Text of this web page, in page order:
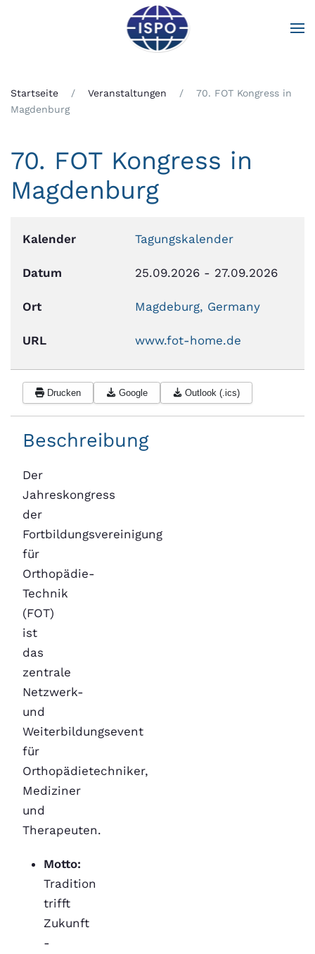
Zum Hauptinhalt springen
Startseite Veranstaltungen
70. FOT Kongress in
Magdenburg
70. FOT Kongress in
Magdenburg
Kalender Tagungskalender
Datum 25.09.2026 - 27.09.2026
Ort Magdeburg, Germany
URL www.fot-home.de
Drucken Google Outlook (.ics)
Beschreibung
Der
Jahreskongress
der
Fortbildungsvereinigung
für
Orthopädie-
Technik
(FOT)
ist
das
zentrale
Netzwerk-
und
Weiterbildungsevent
für
Orthopädietechniker,
Mediziner
und
Therapeuten.
Motto:
Tradition
trifft
Zukunft
-